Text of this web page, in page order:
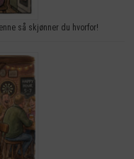
så skjønner du hvorfor!